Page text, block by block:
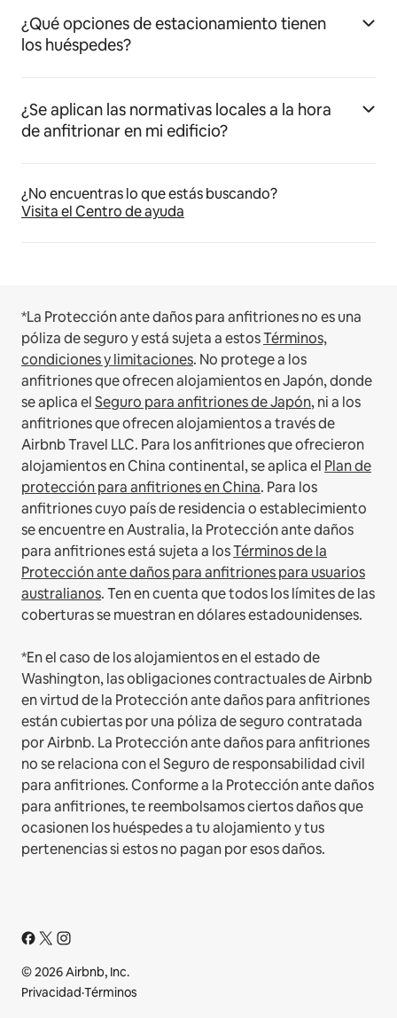
¿Qué opciones de estacionamiento tienen
los huéspedes?
¿Se aplican las normativas locales a la hora
de anfitrionar en mi edificio?
¿No encuentras lo que estás buscando?
Visita el Centro de ayuda
*La Protección ante daños para anfitriones no es una
póliza de seguro y está sujeta a estosTérminos,
condiciones y limitaciones. No protege a los
anfitriones que ofrecen alojamientos en Japón, donde
se aplica elSeguro para anfitriones de Japón, ni a los
anfitriones que ofrecen alojamientos a través de
Airbnb Travel LLC. Para los anfitriones que ofrecieron
alojamientos en China continental, se aplica el Plan de
protección para anfitriones en China. Para los
anfitriones cuyo país de residencia o establecimiento
se encuentre en Australia, la Protección ante daños
para anfitriones está sujeta a losTérminos de la
Protección ante daños para anfitriones para usuarios
australianos. Ten en cuenta que todos los límites de las
coberturas se muestran en dólares estadounidenses.
*En el caso de los alojamientos en el estado de
Washington, las obligaciones contractuales de Airbnb
en virtud de la Protección ante daños para anfitriones
están cubiertas por una póliza de seguro contratada
por Airbnb. La Protección ante daños para anfitriones
no se relaciona con el Seguro de responsabilidad civil
para anfitriones. Conforme a la Protección ante daños
para anfitriones, te reembolsamos ciertos daños que
ocasionen los huéspedes a tu alojamiento y tus
pertenencias si estos no pagan por esos daños.
© 2026 Airbnb, Inc.
Privacidad·Términos